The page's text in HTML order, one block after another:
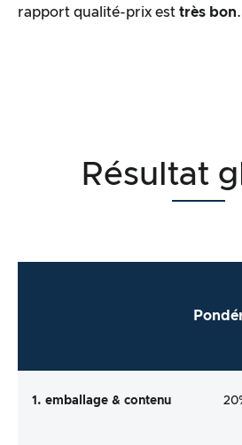
rapport qualité-prix est très bon.
Résultat
1. emballage & contenu